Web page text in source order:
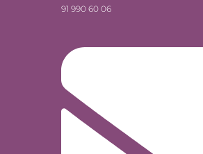
91 990 60 06